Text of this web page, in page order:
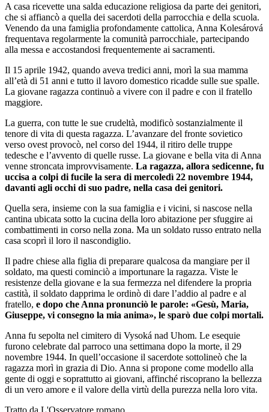
A casa ricevette una salda educazione religiosa da parte dei genitori,
che si affiancò a quella dei sacerdoti della parrocchia e della scuola.
Venendo da una famiglia profondamente cattolica, Anna Kolesárová
frequentava regolarmente la comunità parrocchiale, partecipando
alla messa e accostandosi frequentemente ai sacramenti.
Il 15 aprile 1942, quando aveva tredici anni, morì la sua mamma
all’età di 51 anni e tutto il lavoro domestico ricadde sulle sue spalle.
La giovane ragazza continuò a vivere con il padre e con il fratello
maggiore.
La guerra, con tutte le sue crudeltà, modificò sostanzialmente il
tenore di vita di questa ragazza. L’avanzare del fronte sovietico
verso ovest provocò, nel corso del 1944, il ritiro delle truppe
tedesche e l’avvento di quelle russe. La giovane e bella vita di Anna
venne stroncata improvvisamente. La ragazza, allora sedicenne, fu
uccisa a colpi di fucile la sera di mercoledì 22 novembre 1944,
davanti agli occhi di suo padre, nella casa dei genitori.
Quella sera, insieme con la sua famiglia e i vicini, si nascose nella
cantina ubicata sotto la cucina della loro abitazione per sfuggire ai
combattimenti in corso nella zona. Ma un soldato russo entrato nella
casa scoprì il loro il nascondiglio.
Il padre chiese alla figlia di preparare qualcosa da mangiare per il
soldato, ma questi cominciò a importunare la ragazza. Viste le
resistenze della giovane e la sua fermezza nel difendere la propria
castità, il soldato dapprima le ordinò di dare l’addio al padre e al
fratello, e dopo che Anna pronunciò le parole: «Gesù, Maria,
Giuseppe, vi consegno la mia anima», le sparò due colpi mortali.
Anna fu sepolta nel cimitero di Vysoká nad Uhom. Le esequie
furono celebrate dal parroco una settimana dopo la morte, il 29
novembre 1944. In quell’occasione il sacerdote sottolineò che la
ragazza morì in grazia di Dio. Anna si propone come modello alla
gente di oggi e soprattutto ai giovani, affinché riscoprano la bellezza
di un vero amore e il valore della virtù della purezza nella loro vita.
Tratto da L'Osservatore romano